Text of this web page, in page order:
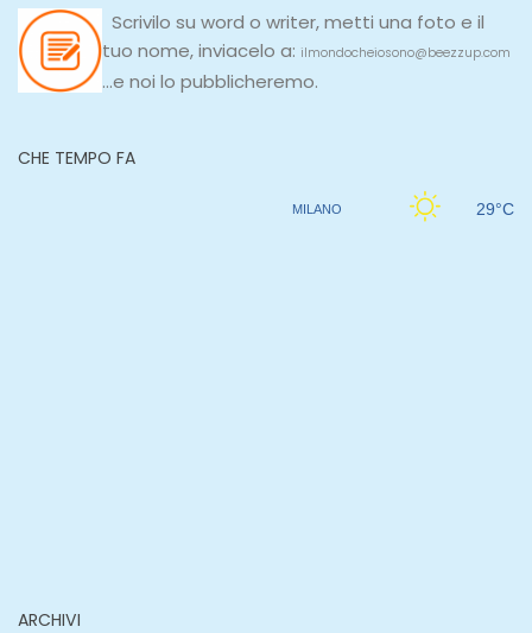
Scrivilo su word o writer, metti una foto e il
tuo nome, inviacelo a: ilmondocheiosono@beezzup.com
...e noi lo pubblicheremo.
CHE TEMPO FA
ARCHIVI